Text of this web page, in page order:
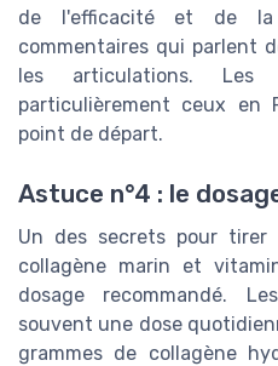
de l'efficacité et de la
commentaires qui parlent
les articulations.
particulièrement ceux en
point de départ.
Astuce n°4 : le
Un des secrets pour
collagène marin et
dosage recommandé.
souvent une dose
grammes de collagène